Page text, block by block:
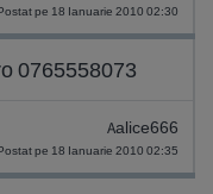
pe 18 Ianuarie 2010 02:30
0765558073
Aalice666
pe 18 Ianuarie 2010 02:35